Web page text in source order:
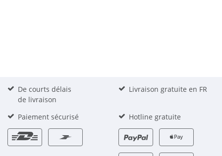
De courts délais
de livraison
Livraison gratuite en FR
Paiement sécurisé Hotline gratuite